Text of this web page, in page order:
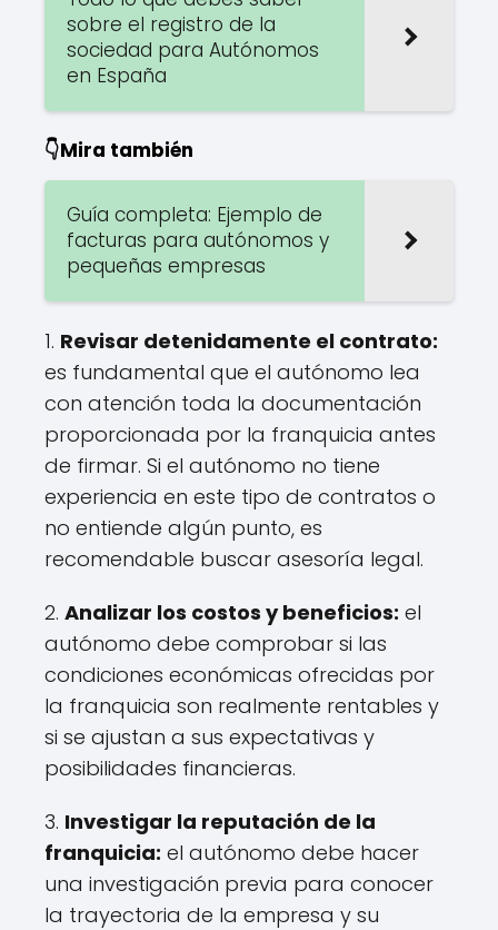
sobre el registro de la
sociedad para Autónomos
en España
👇Mira también
Guía completa: Ejemplo de
facturas para autónomos y
pequeñas empresas
1. Revisar detenidamente el contrato:
es fundamental que el autónomo lea
con atención toda la documentación
proporcionada por la franquicia antes
de firmar. Si el autónomo no tiene
experiencia en este tipo de contratos o
no entiende algún punto, es
recomendable buscar asesoría legal.
2. Analizar los costos y beneficios: el
autónomo debe comprobar si las
condiciones económicas ofrecidas por
la franquicia son realmente rentables y
si se ajustan a sus expectativas y
posibilidades financieras.
3. Investigar la reputación de la
franquicia: el autónomo debe hacer
una investigación previa para conocer
la trayectoria de la empresa y su